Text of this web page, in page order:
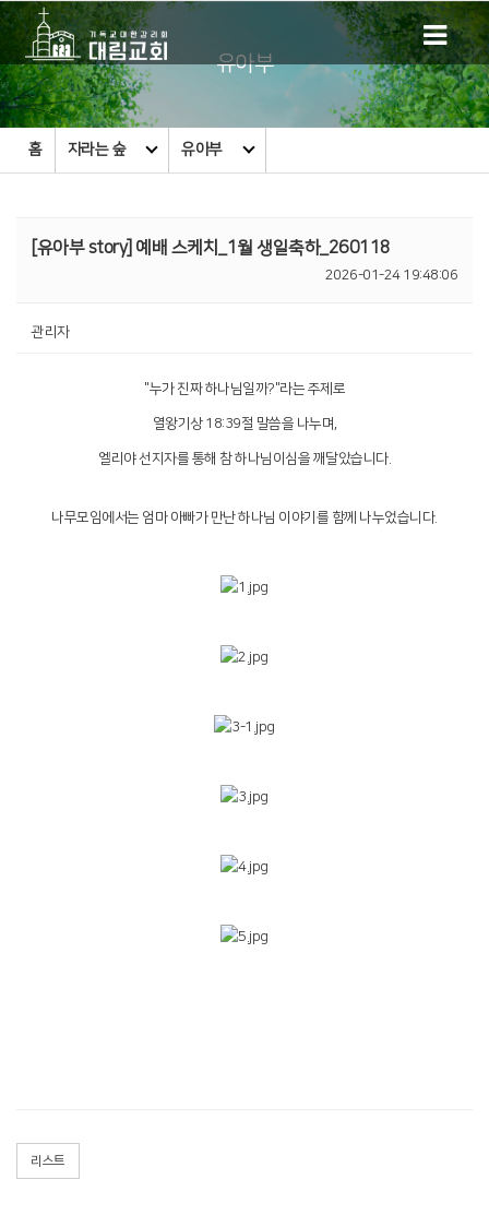
유아부
홈 자라는 숲 유아부
[유아부 story] 예배 스케치_1월 생일축하_260118
2026-01-24 19:48:06
관리자
"누가 진짜 하나님일까?"라는 주제로
열왕기상 18:39절 말씀을 나누며,
엘리야 선지자를 통해 참 하나님이심을 깨달았습니다.
나무모임에서는 엄마 아빠가 만난 하나님 이야기를 함께 나누었습니다.
리스트